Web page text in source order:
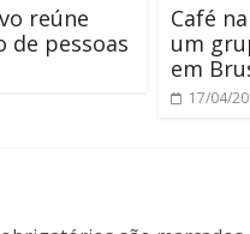
reúne
de pessoas
Café
um
em
17/04/